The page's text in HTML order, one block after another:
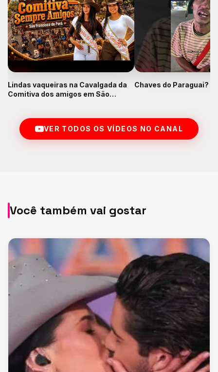
Lindas vaqueiras na Cavalgada da
Comitiva dos amigos em São
Chaves do Paraguai?
VER TODOS OS VÍDEOS NO CANAL
Você também vai gostar